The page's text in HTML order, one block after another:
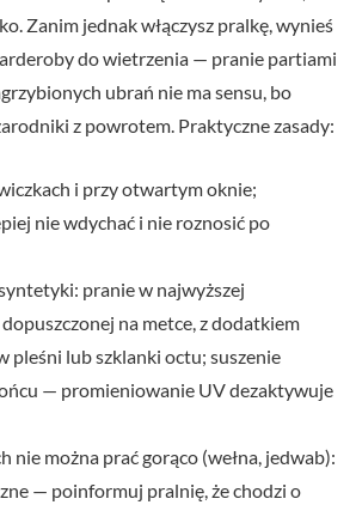
Zanim jednak włączysz pralkę, wynieś
do wietrzenia — pranie partiami
ubrań nie ma sensu, bo
z powrotem. Praktyczne zasady:
i przy otwartym oknie;
nie wdychać i nie roznosić po
pranie w najwyższej
na metce, z dodatkiem
pleśni lub szklanki octu; suszenie
— promieniowanie UV dezaktywuje
nie można prać gorąco (wełna, jedwab):
— poinformuj pralnię, że chodzi o